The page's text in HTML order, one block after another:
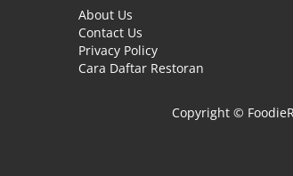
About Us
Contact Us
Privacy Policy
Cara Daftar Restoran
Copyright ©